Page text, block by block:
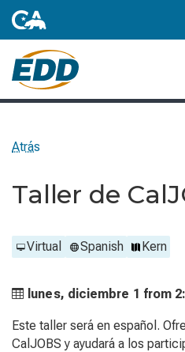
Atrás
Taller de
Virtual Spanish Kern
lunes, diciembre 1 from
Este taller será en español.
CalJOBS y ayudará a los